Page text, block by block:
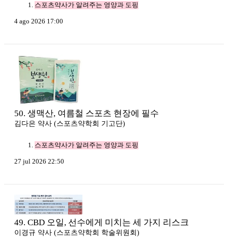
스포츠약사가 알려주는 영양과 도핑
4 ago 2026 17:00
50. 생맥산, 여름철 스포츠 현장에 필수
김다은 약사 (스포츠약학회 기고단)
스포츠약사가 알려주는 영양과 도핑
27 jul 2026 22:50
49. CBD 오일, 선수에게 미치는 세 가지 리스크
이경규 약사 (스포츠약학회 학술위원회)